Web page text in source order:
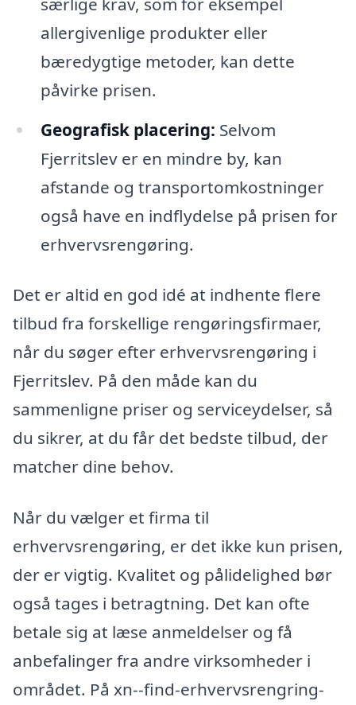
allergivenlige produkter eller
bæredygtige metoder, kan dette
påvirke prisen.
Geografisk placering: Selvom
Fjerritslev er en mindre by, kan
afstande og transportomkostninger
også have en indflydelse på prisen for
erhvervsrengøring.
Det er altid en god idé at indhente flere
tilbud fra forskellige rengøringsfirmaer,
når du søger efter erhvervsrengøring i
Fjerritslev. På den måde kan du
sammenligne priser og serviceydelser, så
du sikrer, at du får det bedste tilbud, der
matcher dine behov.
Når du vælger et firma til
erhvervsrengøring, er det ikke kun prisen,
der er vigtig. Kvalitet og pålidelighed bør
også tages i betragtning. Det kan ofte
betale sig at læse anmeldelser og få
anbefalinger fra andre virksomheder i
området. På xn--find-erhvervsrengring-